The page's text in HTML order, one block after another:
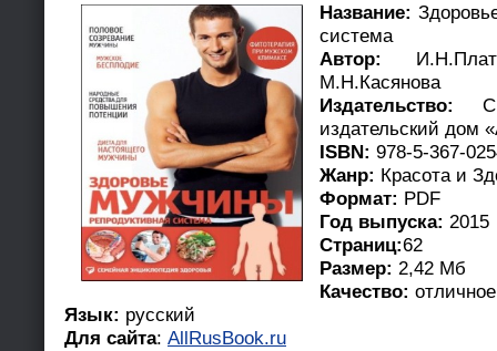
Название:
система
Автор:
М.Н.Касянова
Издательство:
издательский дом
ISBN: 978-5-367-
Жанр: Красота и
Формат: PDF
Год выпуска: 2015
Страниц:62
Размер: 2,42 Мб
Качество: отличное
Язык: русский
Для сайта: AllRusBook.ru